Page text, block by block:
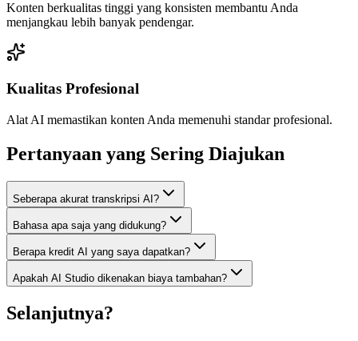
Konten berkualitas tinggi yang konsisten membantu Anda
menjangkau lebih banyak pendengar.
Kualitas Profesional
Alat AI memastikan konten Anda memenuhi standar profesional.
Pertanyaan yang Sering Diajukan
Seberapa akurat transkripsi AI?
Bahasa apa saja yang didukung?
Berapa kredit AI yang saya dapatkan?
Apakah AI Studio dikenakan biaya tambahan?
Selanjutnya?